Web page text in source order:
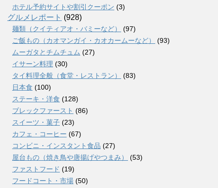
ホテル予約サイトや割引クーポン (3)
グルメレポート (928)
麺類（クイティアオ・バミーなど）
(97)
ご飯もの（カオマンガイ・カオカームーなど）
(93)
ムーガタとチムチュム (27)
イサーン料理 (30)
タイ料理全般（食堂・レストラン）
(83)
日本食 (100)
ステーキ・洋食 (128)
ブレックファースト (86)
スイーツ・菓子 (23)
カフェ・コーヒー (67)
コンビニ・インスタント食品 (27)
屋台もの（焼き鳥や唐揚げやつまみ）
(53)
ファストフード (19)
フードコート・市場 (50)